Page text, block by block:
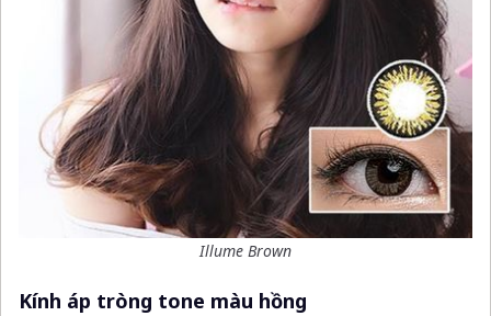
Illume Brown
Kính áp tròng tone màu hồng